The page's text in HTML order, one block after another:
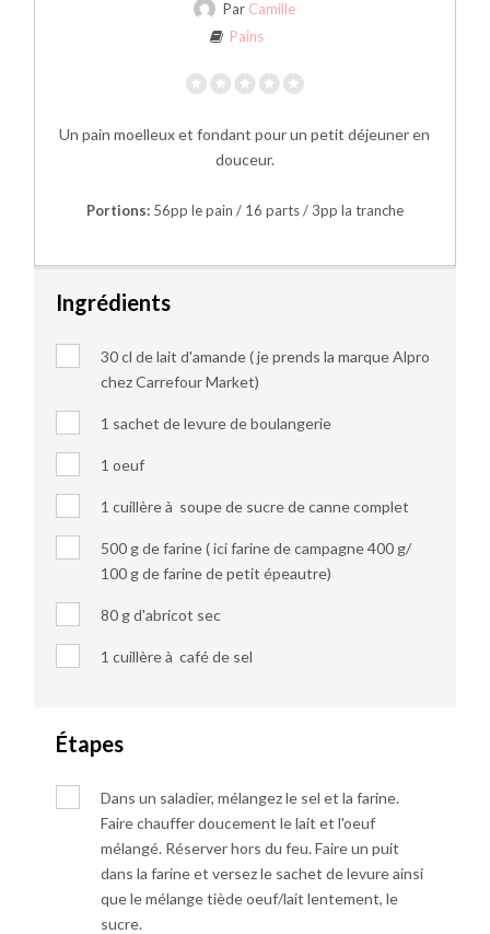
Par Camille
Pains
Un pain moelleux et fondant pour un petit déjeuner en
douceur.
Portions:56pp le pain / 16 parts / 3pp la tranche
Ingrédients
30 cl de lait d'amande ( je prends la marque Alpro
chez Carrefour Market)
1 sachet de levure de boulangerie
1 oeuf
1 cuillère à soupe de sucre de canne complet
500 g de farine( ici farine de campagne 400 g/
100 g de farine de petit épeautre)
80 g d'abricot sec
1 cuillère à café de sel
Étapes
Dans un saladier, mélangez le sel et la farine.
Faire chauffer doucement le lait et l'oeuf
mélangé. Réserver hors du feu. Faire un puit
dans la farine et versez le sachet de levure ainsi
que le mélange tiède oeuf/lait lentement, le
sucre.